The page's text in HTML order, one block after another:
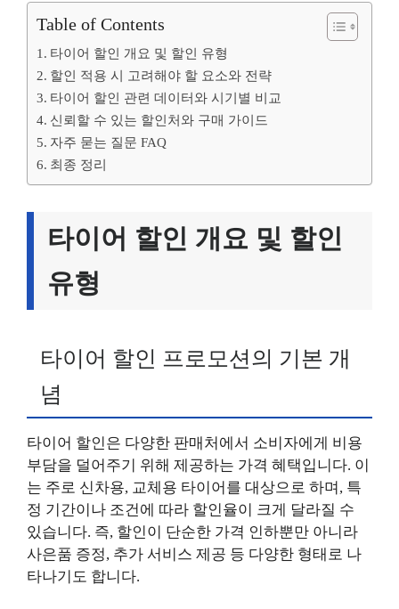
Table of Contents
타이어 할인 개요 및 할인 유형
할인 적용 시 고려해야 할 요소와 전략
타이어 할인 관련 데이터와 시기별 비교
신뢰할 수 있는 할인처와 구매 가이드
자주 묻는 질문 FAQ
최종 정리
타이어 할인 개요 및 할인
유형
타이어 할인 프로모션의 기본 개
념
타이어 할인은 다양한 판매처에서 소비자에게 비용
부담을 덜어주기 위해 제공하는 가격 혜택입니다. 이
는 주로 신차용, 교체용 타이어를 대상으로 하며, 특
정 기간이나 조건에 따라 할인율이 크게 달라질 수
있습니다. 즉, 할인이 단순한 가격 인하뿐만 아니라
사은품 증정, 추가 서비스 제공 등 다양한 형태로 나
타나기도 합니다.